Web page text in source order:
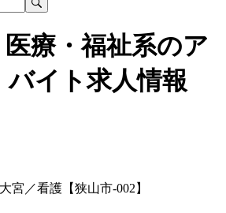
療・福祉系のア
イト求人情報
宮／看護【狭山市-002】